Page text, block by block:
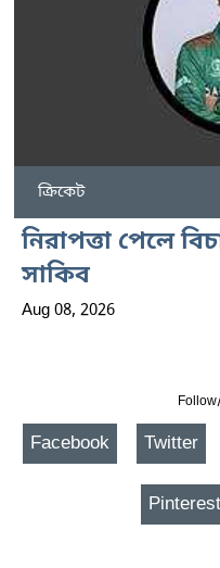
ক্রিকেট
নিরাপত্তা পেলে
সাকিব
Aug 08, 2026
Facebook Twitter
Pinterest